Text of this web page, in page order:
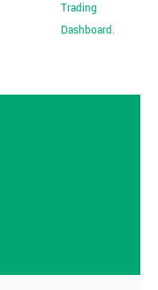
Trading
Dashboard.